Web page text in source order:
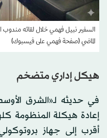
السفير نبيل فهمي خلال لقائه مندوب
الماضي (صفحة فهمي على فيسبوك)
هيكل إداري متضخم
في حديثه لـ«الشرق
إعادة هيكلة المنظومة
أقرب إلى جهاز